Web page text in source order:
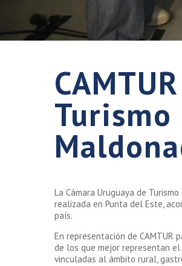
La Cámara Uruguaya de
realizada en Punta del Este,
país.
En representación de CAMTUR
de los que mejor representan
vinculadas al ámbito rural,